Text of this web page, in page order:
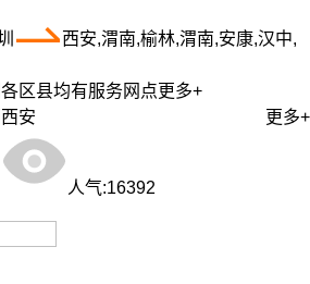
西安,渭南,榆林,渭南,安康,汉中,
区县均有服务网点更多+
安 更多+
人气:16392